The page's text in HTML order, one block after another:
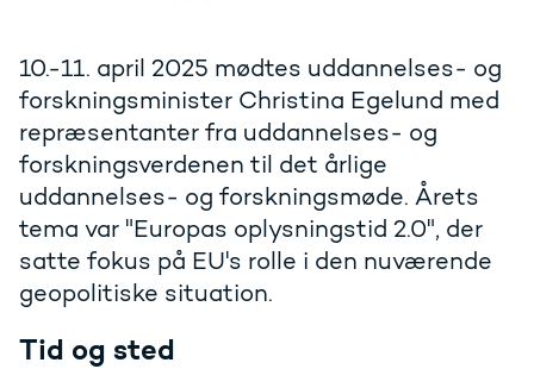
10.-11. april 2025 mødtes uddannelses- og
forskningsminister Christina Egelund med
repræsentanter fra uddannelses- og
forskningsverdenen til det årlige
uddannelses- og forskningsmøde. Årets
tema var "Europas oplysningstid 2.0", der
satte fokus på EU's rolle i den nuværende
geopolitiske situation.
Tid og sted